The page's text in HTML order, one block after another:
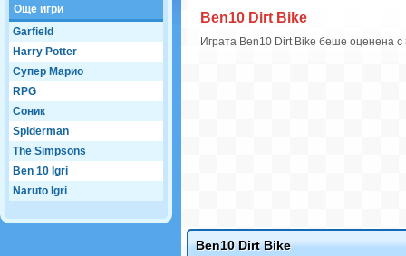
Още игри
Garfield
Harry Potter
Супер Марио
RPG
Соник
Spiderman
The Simpsons
Ben 10 Igri
Naruto Igri
Ben10 Dirt Bike
Играта Ben10 Dirt Bike беше оценена с
Ben10 Dirt Bike